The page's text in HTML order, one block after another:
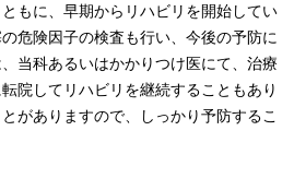
もに、早期からリハビリを開始してい
危険因子の検査も行い、今後の予防に
当科あるいはかかりつけ医にて、治療
院してリハビリを継続することもあり
がありますので、しっかり予防するこ